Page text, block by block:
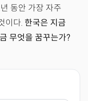
동안 가장 자주
이다. 한국은 지금
무엇을 꿈꾸는가?